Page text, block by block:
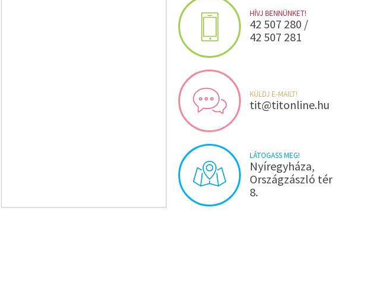
HÍVJ BENNÜNKET!
42 507 280 /
42 507 281
KÜLDJ E-MAILT!
tit@titonline.hu
LÁTOGASS MEG!
Nyíregyháza,
Országzászló tér
8.